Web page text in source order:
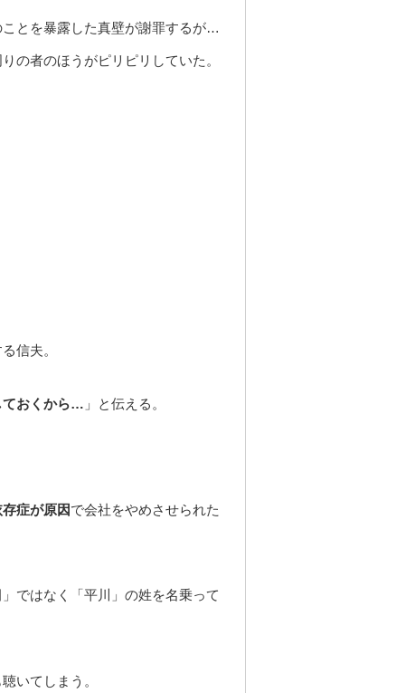
とを暴露した真壁が謝罪するが…
の者のほうがピリピリしていた。
信夫。
ておくから… 」と伝える。
症が原因で会社をやめさせられた
ではなく「平川」の姓を名乗って
いてしまう。